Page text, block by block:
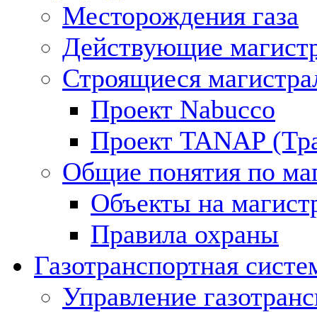
Месторождения газа
Действующие
Строящиеся
Проект Nabucco
Проект TANAP
Общие понятия по
Объекты на
Правила охраны
Газотранспортная
Управление